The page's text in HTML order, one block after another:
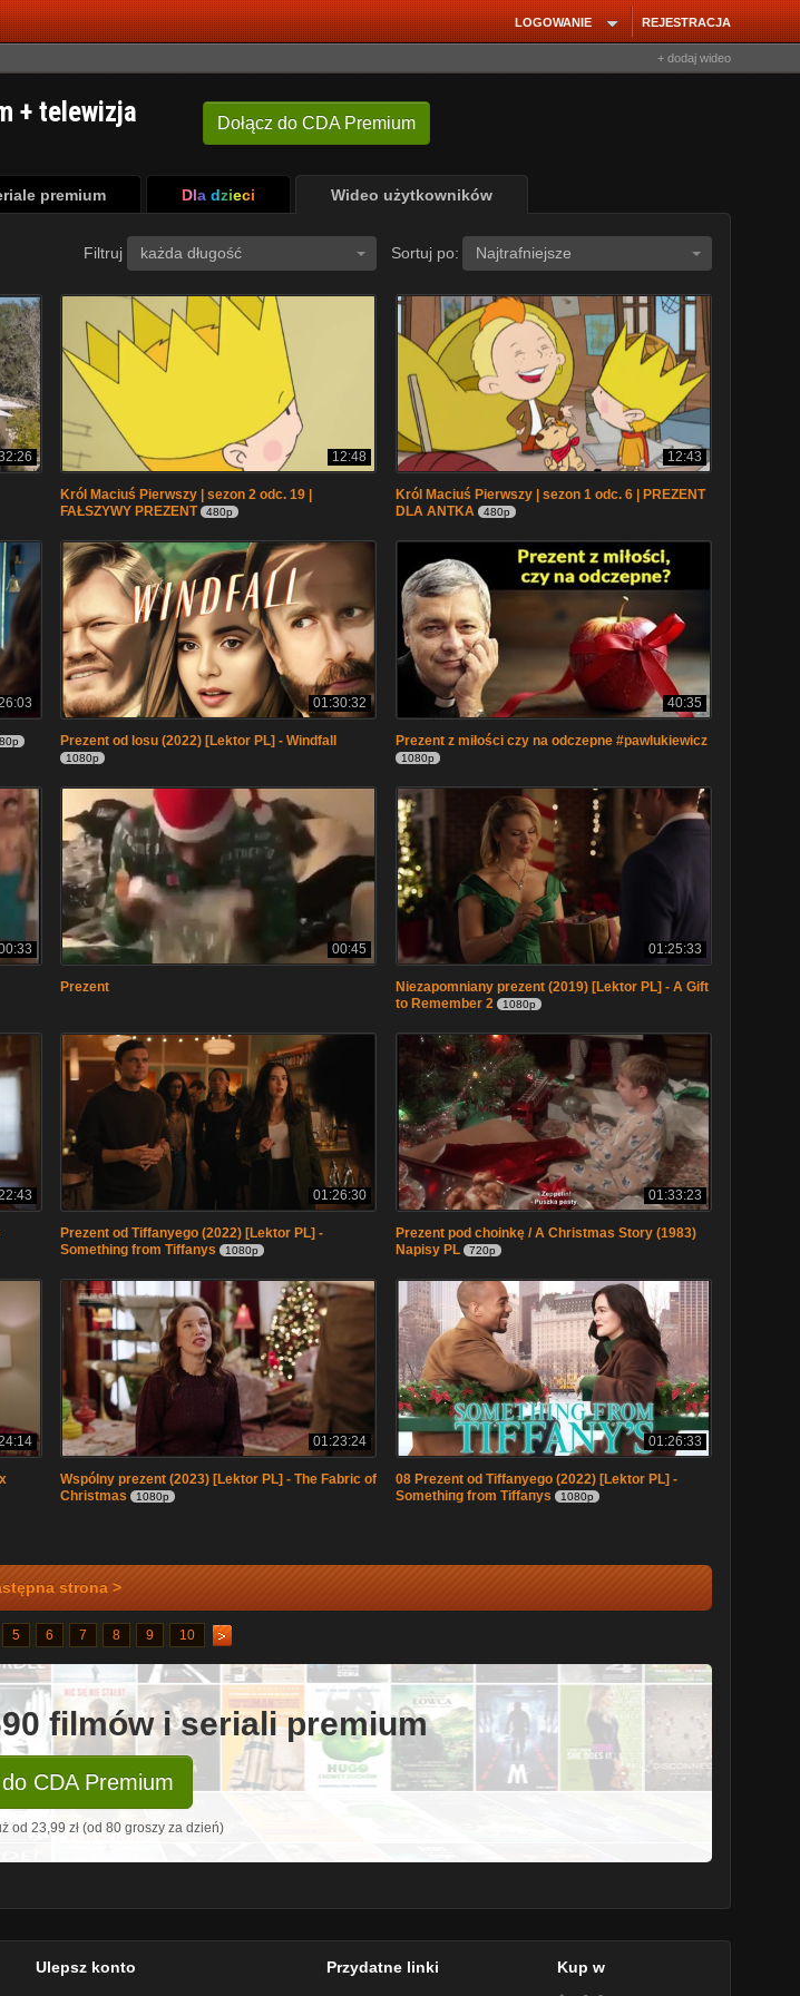
REJESTRACJA
LOGOWANIE
+ dodaj wideo
Dołącz do CDA Premium
+ telewizja
premium Dla dzieci Wideo użytkowników
Filtruj każda długość Sortuj po: Najtrafniejsze
12:48
Król Maciuś Pierwszy | sezon 2 odc. 19 |
FAŁSZYWY PREZENT
480p
12:43
Król Maciuś Pierwszy | sezon 1 odc. 6 | PREZENT
DLA ANTKA
480p
01:30:32
Prezent od losu (2022) [Lektor PL] - Windfall
1080p
40:35
Prezent z miłości czy na odczepne #pawlukiewicz
1080p
00:45
Prezent
01:25:33
Niezapomniany prezent (2019) [Lektor PL] - A Gift
to Remember 2
1080p
01:26:30
Prezent od Tiffanyego (2022) [Lektor PL] -
Something from Tiffanys
1080p
01:33:23
Prezent pod choinkę / A Christmas Story (1983)
Napisy PL
720p
01:23:24
Wspólny prezent (2023) [Lektor PL] - The Fabric of
Christmas
1080p
01:26:33
08 Prezent od Tiffanyego (2022) [Lektor PL] -
Somethiпg from Tiffaпys
1080p
strona >
5 6 7 8 9 10
filmów i seriali premium
do CDA Premium
od 23,99 zł (od 80 groszy za dzień)
Ulepsz konto Przydatne linki Kup w